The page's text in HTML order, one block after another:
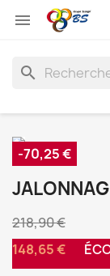

search
-70,25 €
218,90 €
148,65 €